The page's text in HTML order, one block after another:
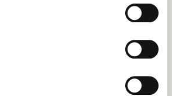
enligt paragraf 17.pdf